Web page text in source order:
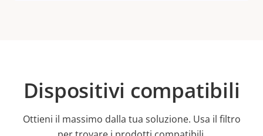
Dispositivi compatibili
Ottieni il massimo dalla tua soluzione. Usa il filtro